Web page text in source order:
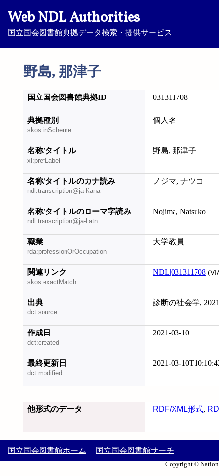
Web NDL Authorities
国立国会図書館典拠データ検索・提供サービス
野島, 那津子
国立国会図書館典拠ID 031311708
典拠種別
skos:inScheme
個人名
名称/タイトル
xl:prefLabel
野島, 那津子
名称/タイトルのカナ読み
ndl:transcription@ja-Kana
ノジマ, ナツコ
名称/タイトルのローマ字読み
ndl:transcription@ja-Latn
Nojima, Natsuko
職業
rda:professionOrOccupation
大学教員
関連リンク
skos:exactMatch
NDL|031311708
出典
dct:source
診断の社会学,
作成日
dct:created
2021-03-10
最終更新日
dct:modified
2021-03-
他形式のデータ RDF/XML形式,
国立国会図書館ホーム 国立国会図書館サーチ
Copyright ©